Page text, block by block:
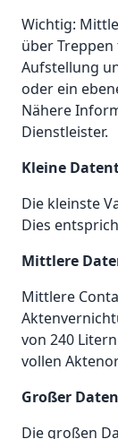
Wichtig:
über
Aufstellung
oder ein
Nähere
Dienstleister.
Kleine
Die kleinste
Dies
Mittlere
Mittlere
von 240
vollen
Großer
Die großen